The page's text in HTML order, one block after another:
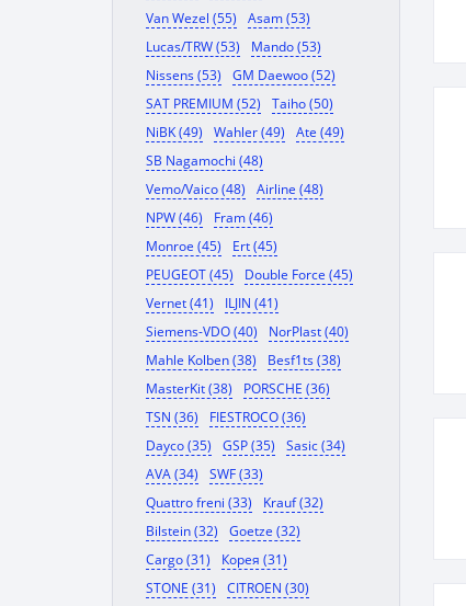
Van Wezel (55)
Asam (53)
Lucas/TRW (53)
Mando (53)
Nissens (53)
GM Daewoo (52)
SAT PREMIUM (52)
Taiho (50)
NiBK (49)
Wahler (49)
Ate (49)
SB Nagamochi (48)
Vemo/Vaico (48)
Airline (48)
NPW (46)
Fram (46)
Monroe (45)
Ert (45)
PEUGEOT (45)
Double Force (45)
Vernet (41)
ILJIN (41)
Siemens-VDO (40)
NorPlast (40)
Mahle Kolben (38)
Besf1ts (38)
MasterKit (38)
PORSCHE (36)
TSN (36)
FIESTROCO (36)
Dayco (35)
GSP (35)
Sasic (34)
AVA (34)
SWF (33)
Quattro freni (33)
Krauf (32)
Bilstein (32)
Goetze (32)
Cargo (31)
Корея (31)
STONE (31)
CITROEN (30)